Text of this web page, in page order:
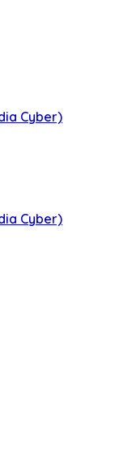
Cyber)
Cyber)